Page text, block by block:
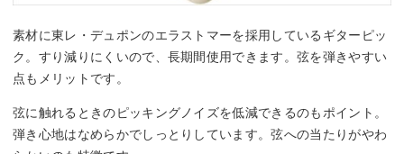
素材に東レ・デュポンのエラストマーを採用しているギターピッ
ク。すり減りにくいので、長期間使用できます。弦を弾きやすい
点もメリットです。
弦に触れるときのピッキングノイズを低減できるのもポイント。
弾き心地はなめらかでしっとりしています。弦への当たりがやわ